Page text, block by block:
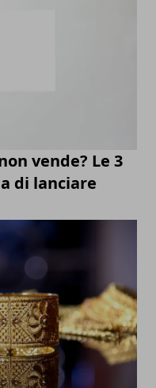
vende? Le 3
di lanciare